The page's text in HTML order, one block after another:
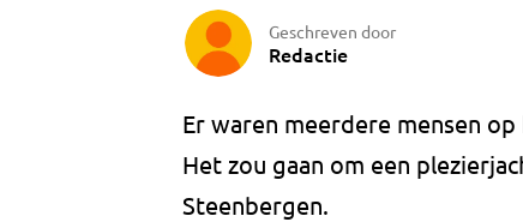
Geschreven door
Redactie
Er waren meerdere mensen
Het zou gaan om een
Steenbergen.